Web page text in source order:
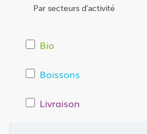
Bio
Boissons
Livraison